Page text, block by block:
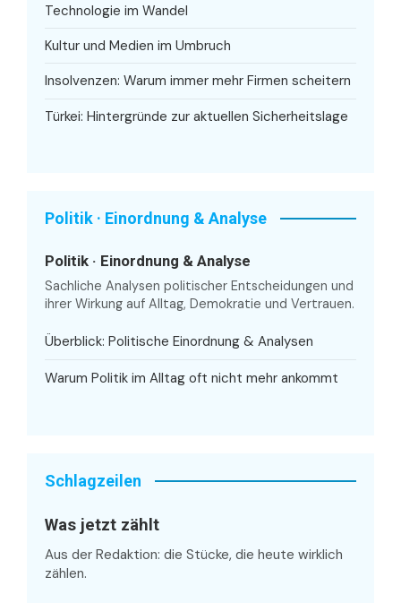
Technologie im Wandel
Kultur und Medien im Umbruch
Insolvenzen: Warum immer mehr Firmen scheitern
Türkei: Hintergründe zur aktuellen Sicherheitslage
Politik · Einordnung & Analyse
Politik · Einordnung & Analyse
Sachliche Analysen politischer Entscheidungen und
ihrer Wirkung auf Alltag, Demokratie und Vertrauen.
Überblick: Politische Einordnung & Analysen
Warum Politik im Alltag oft nicht mehr ankommt
Schlagzeilen
Was jetzt zählt
Aus der Redaktion: die Stücke, die heute wirklich
zählen.